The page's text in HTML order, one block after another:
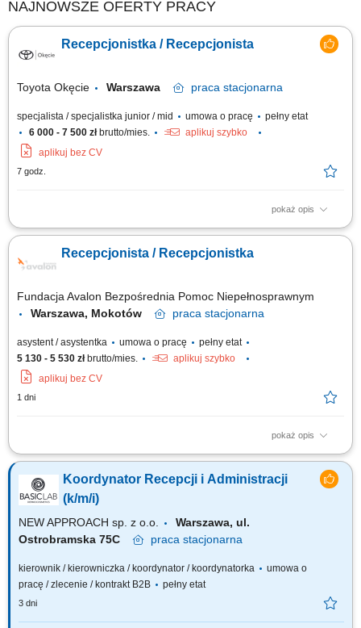
NAJNOWSZE OFERTY PRACY
Recepcjonistka / Recepcjonista
Toyota Okęcie Warszawa praca stacjonarna
specjalista / specjalistka junior / mid umowa o pracę
pełny etat
6 000 - 7 500 złbrutto/mies.
aplikuj szybko
aplikuj bez CV
7 godz.
pokaż opis
Twój zakres obowiązków Kompleksowa obsługa recepcji; Realizacja
oczekującymi na kontakt osoby odpowiedzialnej za proces sprzedaży
oraz obsługę serwisową; Administracja biurowa; Prowadzenie ewidencji
Recepcjonista / Recepcjonistka
Fundacja Avalon Bezpośrednia Pomoc Niepełnosprawnym
Warszawa, Mokotów
praca stacjonarna
asystent / asystentka umowa o pracę
pełny etat
5 130 - 5 530 złbrutto/mies.
aplikuj szybko
aplikuj bez CV
1 dni
pokaż opis
Zakres obowiązków: Telefoniczna, mailowa i bezpośrednia obsługa
aktualnych projektach rehabilitacyjnych i działaniach Fundacji;
Przyjmowanie gości i kierowanie ich do odpowiednich osób lub działów;
Koordynator Recepcji i Administracji
(k/m/i)
NEW APPROACH sp. z o.o.
Warszawa, ul.
Ostrobramska 75C
praca stacjonarna
kierownik / kierowniczka / koordynator / koordynatorka
umowa o
pracę / zlecenie / kontrakt B2B
pełny etat
3 dni